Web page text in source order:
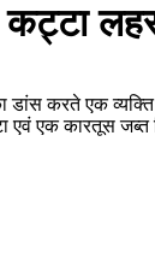
करते एक
एवं एक कारतूस जब्त